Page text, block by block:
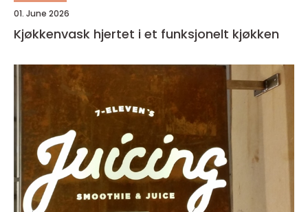
01. June 2026
Kjøkkenvask hjertet i et funksjonelt kjøkken